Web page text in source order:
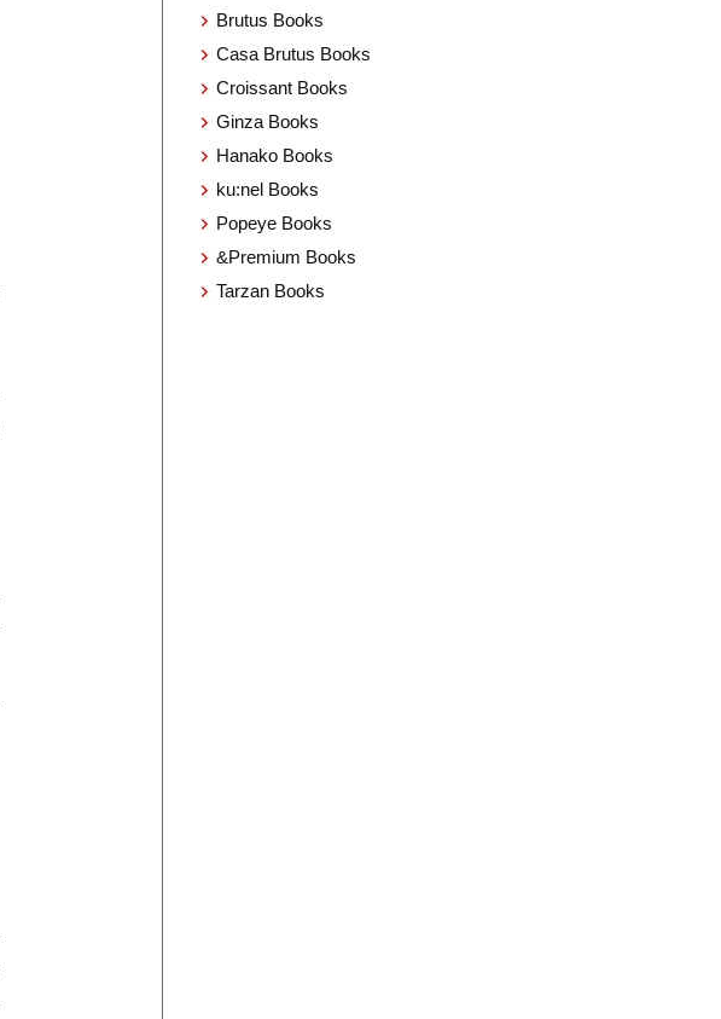
Brutus Books
Casa Brutus Books
Croissant Books
Ginza Books
Hanako Books
ku:nel Books
Popeye Books
&Premium Books
Tarzan Books